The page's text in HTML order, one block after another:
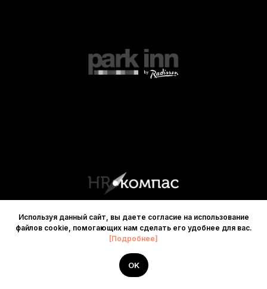
Используя данный сайт, вы даете согласие на использование
файлов cookie, помогающих нам сделать его удобнее для вас.
[Подробнее]
OK